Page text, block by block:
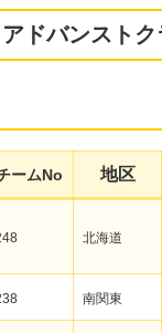
ドバンストク
ームNo 地区
北海道
南関東